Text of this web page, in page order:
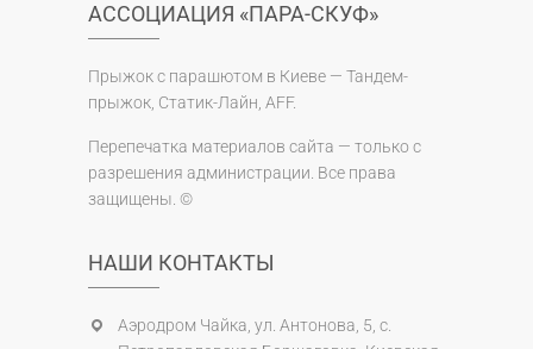
АССОЦИАЦИЯ «ПАРА-СКУФ»
Прыжок с парашютом в Киеве — Тандем-
прыжок, Статик-Лайн, AFF.
Перепечатка материалов сайта — только с
разрешения администрации. Все права
защищены. ©
НАШИ КОНТАКТЫ
Аэродром Чайка, ул. Антонова, 5, с.